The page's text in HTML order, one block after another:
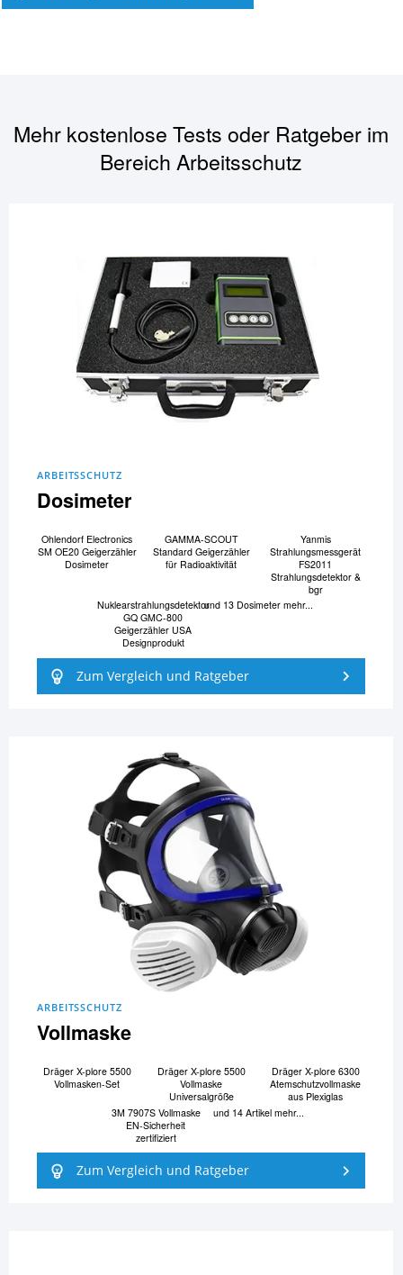
Mehr kostenlose Tests oder Ratgeber im
BereichArbeitsschutz
ARBEITSSCHUTZ
Dosimeter
Ohlendorf Electronics
SM OE20 Geigerzähler
Dosimeter
GAMMA-SCOUT
Standard Geigerzähler
für Radioaktivität
Yanmis
Strahlungsmessgerät
FS2011
Strahlungsdetektor &
bgr
Nuklearstrahlungsdetektor
GQ GMC-800
Geigerzähler USA
Designprodukt
und 13 Dosimeter mehr...
Zum Vergleich und Ratgeber
ARBEITSSCHUTZ
Vollmaske
Dräger X-plore 5500
Vollmasken-Set
Dräger X-plore 5500
Vollmaske
Universalgröße
Dräger X-plore 6300
Atemschutzvollmaske
aus Plexiglas
3M 7907S Vollmaske
EN-Sicherheit
zertifiziert
und 14 Artikel mehr...
Zum Vergleich und Ratgeber